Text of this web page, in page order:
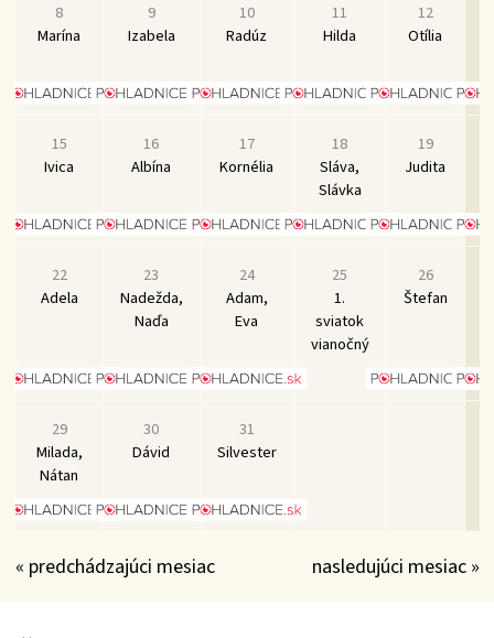
8
Marína
9
Izabela
10
Radúz
11
Hilda
12
Otília
15
Ivica
16
Albína
17
Kornélia
18
Sláva,
Slávka
19
Judita
22
Adela
23
Nadežda,
Naďa
24
Adam,
Eva
25
1.
sviatok
vianočný
26
Štefan
29
Milada,
Nátan
30
Dávid
31
Silvester
« predchádzajúci mesiac nasledujúci mesiac »